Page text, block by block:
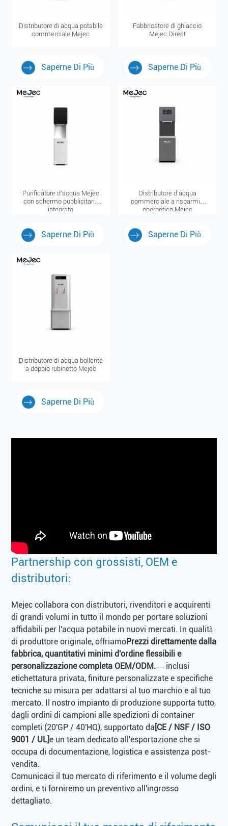
Distributore di acqua potabile
commerciale Mejec
Saperne Di Più
Fabbricatore di ghiaccio
Mejec Direct
Saperne Di Più
Purificatore d'acqua Mejec
con schermo pubblicitario
integrato
Saperne Di Più
Distributore d'acqua
commerciale a risparmio
energetico Mejec
Saperne Di Più
Distributore di acqua bollente
a doppio rubinetto Mejec
Saperne Di Più
Partnership con grossisti, OEM e
distributori:
Mejec collabora con distributori, rivenditori e acquirenti
di grandi volumi in tutto il mondo per portare soluzioni
affidabili per l'acqua potabile in nuovi mercati. In qualità
di produttore originale, offriamoPrezzi direttamente dalla
fabbrica, quantitativi minimi d'ordine flessibili e
personalizzazione completa OEM/ODM.— inclusi
etichettatura privata, finiture personalizzate e specifiche
tecniche su misura per adattarsi al tuo marchio e al tuo
mercato. Il nostro impianto di produzione supporta tutto,
dagli ordini di campioni alle spedizioni di container
completi (20'GP / 40'HQ), supportato da [CE / NSF / ISO
9001 / UL]e un team dedicato all'esportazione che si
occupa di documentazione, logistica e assistenza post-
vendita.
Comunicaci il tuo mercato di riferimento e il volume degli
ordini, e ti forniremo un preventivo all'ingrosso
dettagliato.